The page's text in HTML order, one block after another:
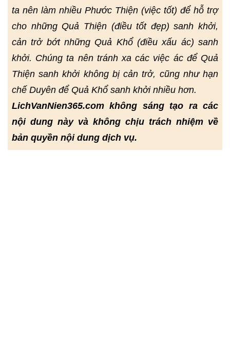
ta nên làm nhiều Phước Thiện (việc tốt) để hỗ trợ
cho những Quả Thiện (điều tốt đẹp) sanh khởi,
cản trở bớt những Quả Khổ (điều xấu ác) sanh
khởi. Chúng ta nên tránh xa các việc ác để Quả
Thiện sanh khởi không bị cản trở, cũng như hạn
chế Duyên để Quả Khổ sanh khởi nhiều hơn.
LichVanNien365.com không sáng tạo ra các
nội dung này và không chịu trách nhiệm về
bản quyền nội dung dịch vụ.